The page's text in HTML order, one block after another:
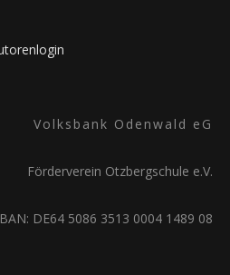
Volksbank Odenwald eG
Förderverein Otzbergschule e.V.
DE64 5086 3513 0004 1489 08